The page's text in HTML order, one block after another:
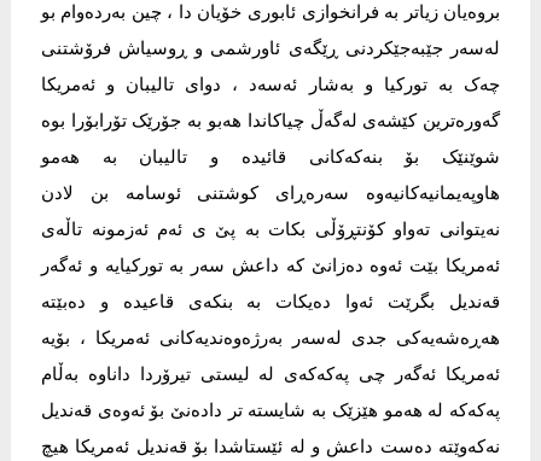
بروەیان زیاتر بە فرانخوازی ئابوری خۆیان دا ، چین بەردەوام بو
لەسەر جێبەجێکردنی ڕێگەی ئاورشمی و ڕوسیاش فرۆشتنی
چەک بە تورکیا و بەشار ئەسەد ، دوای تالیبان و ئەمریکا
گەورەترین کێشەی لەگەڵ چیاکاندا هەبو بە جۆرێک تۆرابۆرا بوە
شوێنێک بۆ بنەکەکانی قائیدە و تالیبان بە هەمو
هاوپەیمانیەکانیەوە سەرەڕای کوشتنی ئوسامە بن لادن
نەیتوانی تەواو کۆنتڕۆڵی بکات بە پێ ی ئەم ئەزمونە تاڵەی
ئەمریکا بێت ئەوە دەزانێ کە داعش سەر بە تورکیایە و ئەگەر
قەندیل بگرێت ئەوا دەیکات بە بنکەی قاعیدە و دەبێتە
هەڕەشەیەکی جدی لەسەر بەرژەوەندیەکانی ئەمریکا ، بۆیە
ئەمریکا ئەگەر چی پەکەکەی لە لیستی تیرۆردا داناوە بەڵام
پەکەکە لە هەمو هێزێک بە شایستە تر دادەنێ بۆ ئەوەی قەندیل
نەکەوێتە دەست داعش و لە ئێستاشدا بۆ قەندیل ئەمریکا هیچ